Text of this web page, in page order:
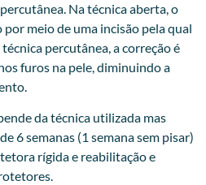
Na técnica aberta, o
meio de uma incisão pela qual
percutânea, a correção é
furos na pele, diminuindo a
da técnica utilizada mas
6 semanas (1 semana sem pisar)
rígida e reabilitação e